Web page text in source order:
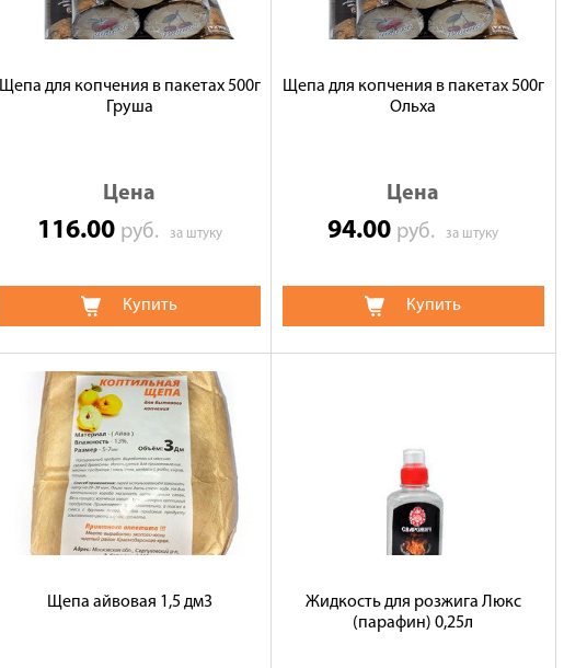
Щепа для копчения в пакетах 500г
Груша
Цена
116.00 руб. за штуку
Купить
Щепа для копчения в пакетах 500г
Ольха
Цена
94.00 руб.за штуку
Купить
Щепа айвовая 1,5 дм3
Жидкость для розжига Люкс
(парафин) 0,25л